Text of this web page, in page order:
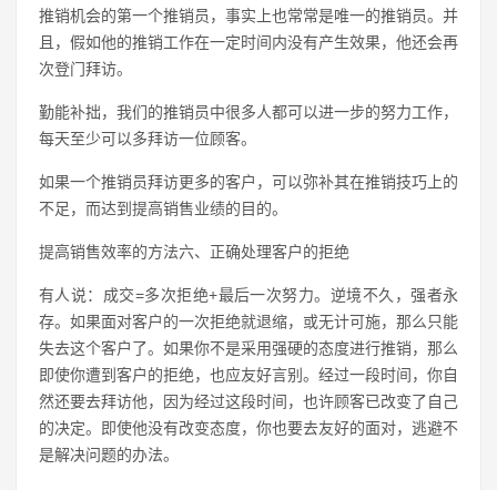
推销机会的第一个推销员，事实上也常常是唯一的推销员。并
且，假如他的推销工作在一定时间内没有产生效果，他还会再
次登门拜访。
勤能补拙，我们的推销员中很多人都可以进一步的努力工作，
每天至少可以多拜访一位顾客。
如果一个推销员拜访更多的客户，可以弥补其在推销技巧上的
不足，而达到提高销售业绩的目的。
提高销售效率的方法六、正确处理客户的拒绝
有人说：成交=多次拒绝+最后一次努力。逆境不久，强者永
存。如果面对客户的一次拒绝就退缩，或无计可施，那么只能
失去这个客户了。如果你不是采用强硬的态度进行推销，那么
即使你遭到客户的拒绝，也应友好言别。经过一段时间，你自
然还要去拜访他，因为经过这段时间，也许顾客已改变了自己
的决定。即使他没有改变态度，你也要去友好的面对，逃避不
是解决问题的办法。